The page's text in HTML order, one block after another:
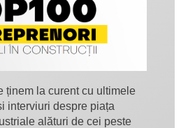
ținem la curent cu ultimele
interviuri despre piața
alături de cei peste